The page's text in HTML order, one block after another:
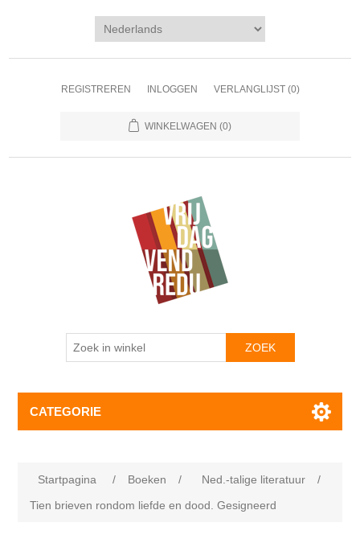
REGISTREREN INLOGGEN VERLANGLIJST (0)
WINKELWAGEN (0)
CATEGORIE
Startpagina / Boeken / Ned.-talige literatuur
/
Tien brieven rondom liefde en dood. Gesigneerd